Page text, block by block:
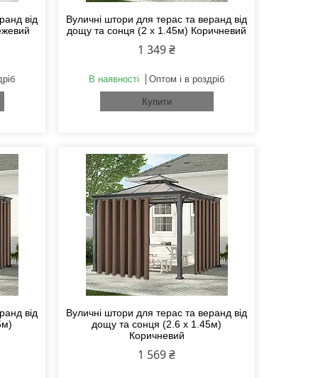
від
Вуличні штори для терас та веранд від
дощу та сонця (2 х 1.45м) Коричневий
1 349 ₴
В наявності Оптом і в роздріб
Купити
від
Вуличні штори для терас та веранд від
дощу та сонця (2.6 х 1.45м)
Коричневий
1 569 ₴